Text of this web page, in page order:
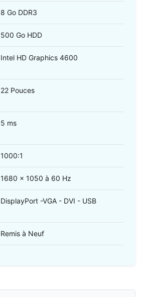
8 Go DDR3
500 Go HDD
Intel HD Graphics 4600
22 Pouces
5 ms
1000:1
1680 x 1050 à 60 Hz
DisplayPort -VGA - DVI - USB
Remis à Neuf